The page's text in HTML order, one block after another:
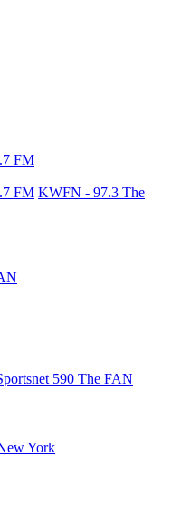
FM
FM KWFN - 97.3 The
590 The FAN
York